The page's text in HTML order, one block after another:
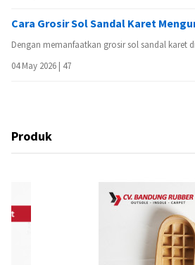
Cara Grosir Sol Sandal Karet
Dengan memanfaatkan grosir sol sandal karet
04 May 2026 | 47
Produk